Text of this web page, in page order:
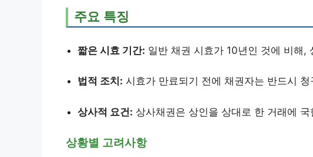
주요 특징
짧은 시효 기간: 일반 채권 시효가 10년인 것에 비해,
법적 조치: 시효가 만료되기 전에 채권자는 반드시
상사적 요건: 상사채권은 상인을 상대로 한 거래에
상황별 고려사항